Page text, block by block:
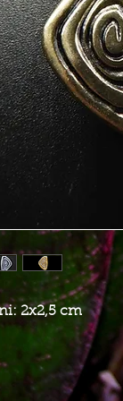
2x2,5 cm